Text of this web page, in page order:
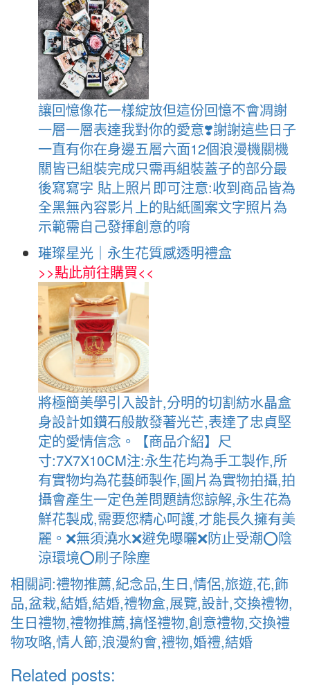
讓回憶像花一樣綻放但這份回憶不會凋謝
一層一層表達我對你的愛意❣️謝謝這些日子
一直有你在身邊五層六面12個浪漫機關機
關皆已組裝完成只需再組裝蓋子的部分最
後寫寫字 貼上照片即可注意:收到商品皆為
全黑無內容影片上的貼紙圖案文字照片為
示範需自己發揮創意的唷
璀璨星光｜永生花質感透明禮盒
>>點此前往購買<<
將極簡美學引入設計,分明的切割紡水晶盒
身設計如鑽石般散發著光芒,表達了忠貞堅
定的愛情信念。【商品介紹】尺
寸:7X7X10CM注:永生花均為手工製作,所
有實物均為花藝師製作,圖片為實物拍攝,拍
攝會產生一定色差問題請您諒解,永生花為
鮮花製成,需要您精心呵護,才能長久擁有美
麗。❌無須澆水❌避免曝曬❌防止受潮⭕陰
涼環境⭕刷子除塵
相關詞:禮物推薦,紀念品,生日,情侶,旅遊,花,飾
品,盆栽,結婚,結婚,禮物盒,展覽,設計,交換禮物,
生日禮物,禮物推薦,搞怪禮物,創意禮物,交換禮
物攻略,情人節,浪漫約會,禮物,婚禮,結婚
Related posts: